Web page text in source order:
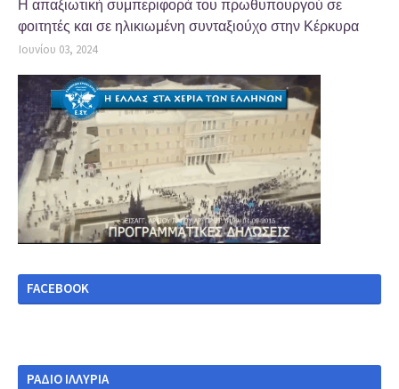
Η απαξιωτική συμπεριφορά του πρωθυπουργού σε
φοιτητές και σε ηλικιωμένη συνταξιούχο στην Κέρκυρα
Ιουνίου 03, 2024
FACEBOOK
ΡΑΔΙΟ ΙΛΛΥΡΙΑ